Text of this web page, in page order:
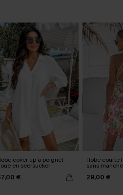
cover up à poignet
en seersucker
€
Robe courte
sans
29,00 €